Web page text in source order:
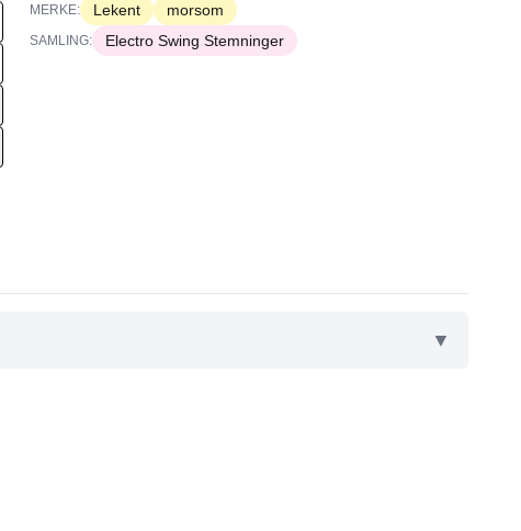
MERKE: Lekent morsom
SAMLING: Electro Swing Stemninger
▼